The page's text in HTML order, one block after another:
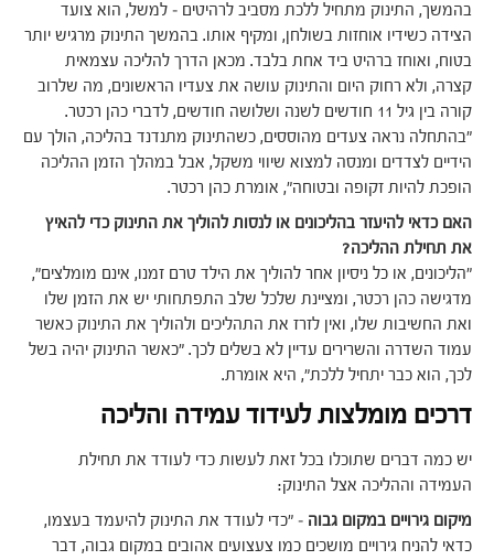
בהמשך, התינוק מתחיל ללכת מסביב לרהיטים – למשל, הוא צועד
הצידה כשידיו אוחזות בשולחן, ומקיף אותו. בהמשך התינוק מרגיש יותר
בטוח, ואוחז ברהיט ביד אחת בלבד. מכאן הדרך להליכה עצמאית
קצרה, ולא רחוק היום והתינוק עושה את צעדיו הראשונים, מה שלרוב
קורה בין גיל 11 חודשים לשנה ושלושה חודשים, לדברי כהן רכטר.
"בהתחלה נראה צעדים מהוססים, כשהתינוק מתנדנד בהליכה, הולך עם
הידיים לצדדים ומנסה למצוא שיווי משקל, אבל במהלך הזמן ההליכה
הופכת להיות זקופה ובטוחה", אומרת כהן רכטר.
האם כדאי להיעזר בהליכונים או לנסות להוליך את התינוק כדי להאיץ
את תחילת ההליכה?
"הליכונים, או כל ניסיון אחר להוליך את הילד טרם זמנו, אינם מומלצים",
מדגישה כהן רכטר, ומציינת שלכל שלב התפתחותי יש את הזמן שלו
ואת החשיבות שלו, ואין לזרז את התהליכים ולהוליך את התינוק כאשר
עמוד השדרה והשרירים עדיין לא בשלים לכך. "כאשר התינוק יהיה בשל
לכך, הוא כבר יתחיל ללכת", היא אומרת.
דרכים מומלצות לעידוד עמידה והליכה
יש כמה דברים שתוכלו בכל זאת לעשות כדי לעודד את תחילת
העמידה וההליכה אצל התינוק:
מיקום גירויים במקום גבוה – "כדי לעודד את התינוק להיעמד בעצמו,
כדאי להניח גירויים מושכים כמו צעצועים אהובים במקום גבוה, דבר